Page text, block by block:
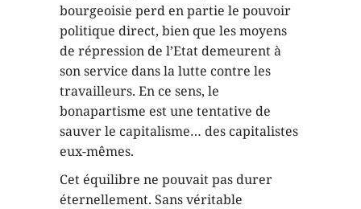
bourgeoisie perd en partie le pouvoir
politique direct, bien que les moyens
de répression de l’Etat demeurent à
son service dans la lutte contre les
travailleurs. En ce sens, le
bonapartisme est une tentative de
sauver le capitalisme… des capitalistes
eux-mêmes.
Cet équilibre ne pouvait pas durer
éternellement. Sans véritable